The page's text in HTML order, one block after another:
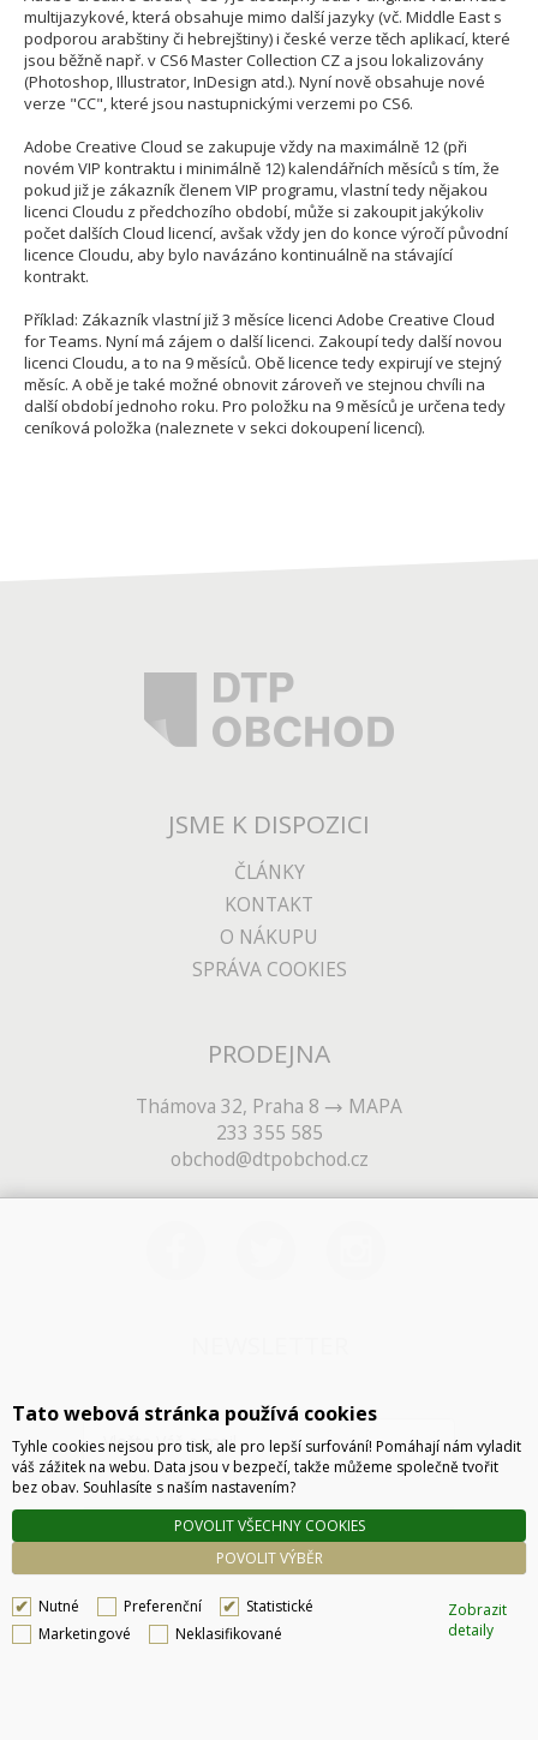
multijazykové, která obsahuje mimo další jazyky (vč. Middle East s
podporou arabštiny či hebrejštiny) i české verze těch aplikací, které
jsou běžně např. v CS6 Master Collection CZ a jsou lokalizovány
(Photoshop, Illustrator, InDesign atd.). Nyní nově obsahuje nové
verze "CC", které jsou nastupnickými verzemi po CS6.
Adobe Creative Cloud se zakupuje vždy na maximálně 12 (při
novém VIP kontraktu i minimálně 12) kalendářních měsíců s tím, že
pokud již je zákazník členem VIP programu, vlastní tedy nějakou
licenci Cloudu z předchozího období, může si zakoupit jakýkoliv
počet dalších Cloud licencí, avšak vždy jen do konce výročí původní
licence Cloudu, aby bylo navázáno kontinuálně na stávající
kontrakt.
Příklad: Zákazník vlastní již 3 měsíce licenci Adobe Creative Cloud
for Teams. Nyní má zájem o další licenci. Zakoupí tedy další novou
licenci Cloudu, a to na 9 měsíců. Obě licence tedy expirují ve stejný
měsíc. A obě je také možné obnovit zároveň ve stejnou chvíli na
další období jednoho roku. Pro položku na 9 měsíců je určena tedy
ceníková položka (naleznete v sekci dokoupení licencí).
JSME K DISPOZICI
ČLÁNKY
KONTAKT
O NÁKUPU
SPRÁVA COOKIES
PRODEJNA
Thámova 32, Praha 8
MAPA
233 355 585
obchod@dtpobchod.cz
ODESLAT
Tato webová stránka používá cookies
Tyhle cookies nejsou pro tisk, ale pro lepší surfování! Pomáhají nám vyladit
váš zážitek na webu. Data jsou v bezpečí, takže můžeme společně tvořit
bez obav. Souhlasíte s naším nastavením?
POVOLIT VÝBĚR
POVOLIT VŠECHNY COOKIES
Nutné Preferenční
Statistické
Marketingové
Neklasifikované
Zobrazit
detaily